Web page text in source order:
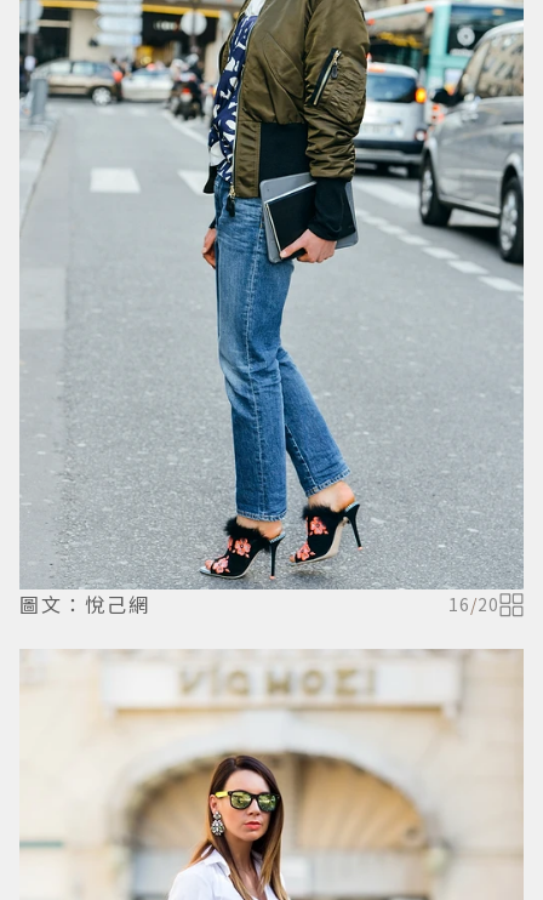
圖文：悅己網 16/20